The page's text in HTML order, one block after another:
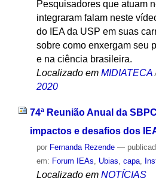
Pesquisadores que atuam
integraram falam neste
do IEA da USP em suas
sobre como enxergam seu
e na ciência brasileira.
Localizado em MIDIATECA
2020
74ª Reunião Anual da
impactos e desafios dos
por Fernanda Rezende —
em: Forum IEAs Ubias capa,
Localizado em NOTÍCIAS